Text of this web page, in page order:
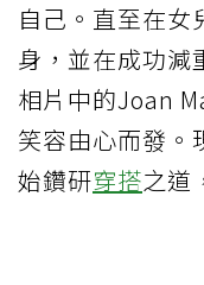
自己。直至在女
身，並在成功減
相片中的Joan
笑容由心而發。
始鑽研穿搭之道